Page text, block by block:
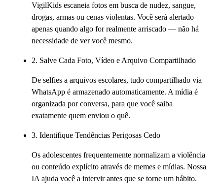
VigilKids escaneia fotos em busca de nudez, sangue,
drogas, armas ou cenas violentas. Você será alertado
apenas quando algo for realmente arriscado — não há
necessidade de ver você mesmo.
2. Salve Cada Foto, Vídeo e Arquivo Compartilhado
De selfies a arquivos escolares, tudo compartilhado via
WhatsApp é armazenado automaticamente. A mídia é
organizada por conversa, para que você saiba
exatamente quem enviou o quê.
3. Identifique Tendências Perigosas Cedo
Os adolescentes frequentemente normalizam a violência
ou conteúdo explícito através de memes e mídias. Nossa
IA ajuda você a intervir antes que se torne um hábito.